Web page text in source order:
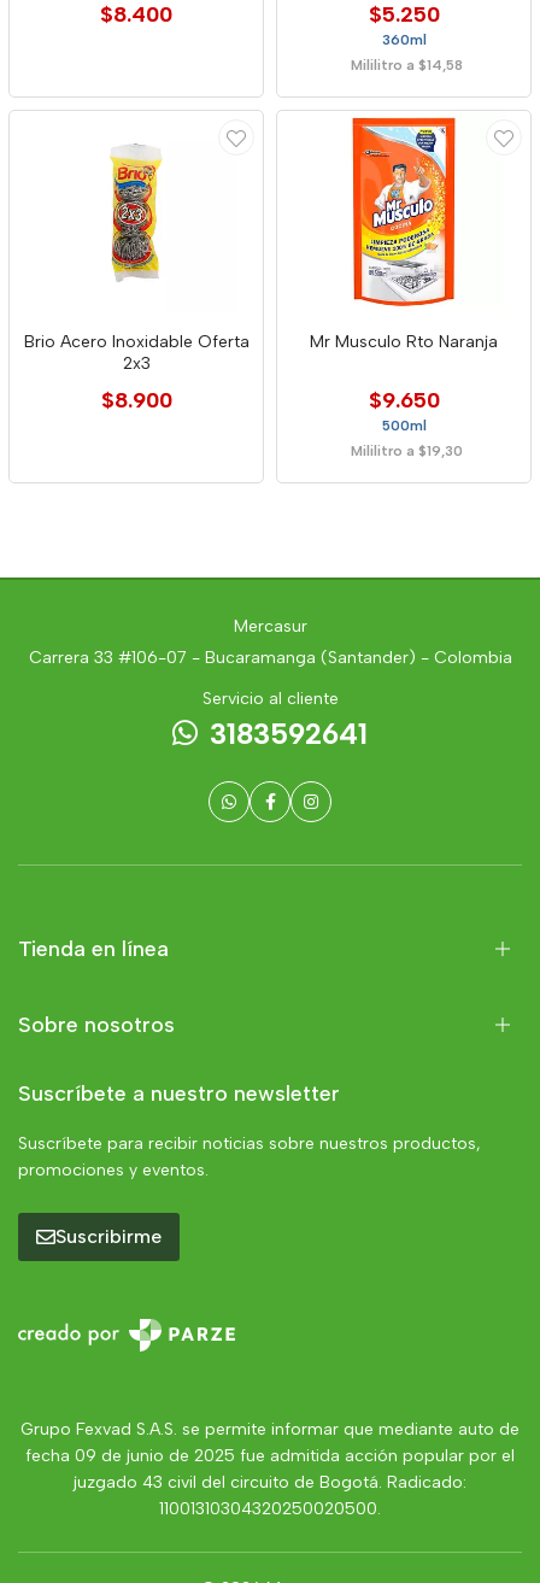
$8.400 $5.250
360ml
Mililitro a $14,58
Brio Acero Inoxidable Oferta
2x3
$8.900
Mr Musculo Rto Naranja
$9.650
500ml
Mililitro a $19,30
Mercasur
Carrera 33 #106-07 - Bucaramanga (Santander) - Colombia
Servicio al cliente
3183592641
Tienda en línea
Sobre nosotros
Suscríbete a nuestro newsletter
Suscríbete para recibir noticias sobre nuestros productos,
promociones y eventos.
Suscribirme
Grupo Fexvad S.A.S. se permite informar que mediante auto de
fecha 09 de junio de 2025 fue admitida acción popular por el
juzgado 43 civil del circuito de Bogotá. Radicado:
11001310304320250020500.